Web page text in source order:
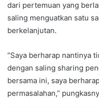
dari pertemuan yang
saling menguatkan satu
berkelanjutan.
“Saya berharap nantinya
dengan saling sharing
bersama ini, saya
permasalahan,”